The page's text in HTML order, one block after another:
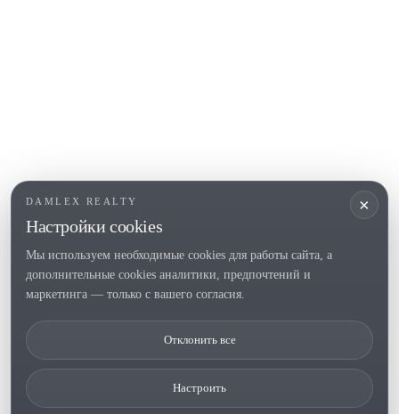
×
DAMLEX REALTY
Настройки cookies
Мы используем необходимые cookies для работы сайта, а
дополнительные cookies аналитики, предпочтений и
маркетинга — только с вашего согласия.
Отклонить все
Настроить
Продать
Локации
Новое строительство
Инвестиции
Tel. (+34) 935 434 367
Copyright 2000-2026 © Damlex Realty
Политика конфиденциальностиCookie preferences